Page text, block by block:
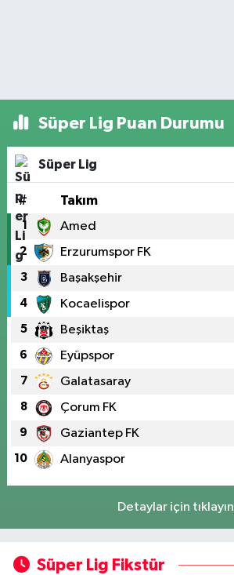
Süper Lig Puan Durumu
Süper Lig
# Takım
1 Amed
2 Erzurumspor FK
3 Başakşehir
4 Kocaelispor
5 Beşiktaş
6 Eyüpspor
7 Galatasaray
8 Çorum FK
9 Gaziantep FK
10 Alanyaspor
Detaylar için tıklayın
Süper Lig Fikstür